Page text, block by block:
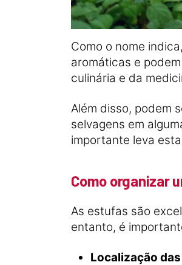
Como o nome
aromáticas e
culinária e da
Além disso, podem
selvagens em
importante leva
Como organizar
As estufas são
entanto, é
Localização